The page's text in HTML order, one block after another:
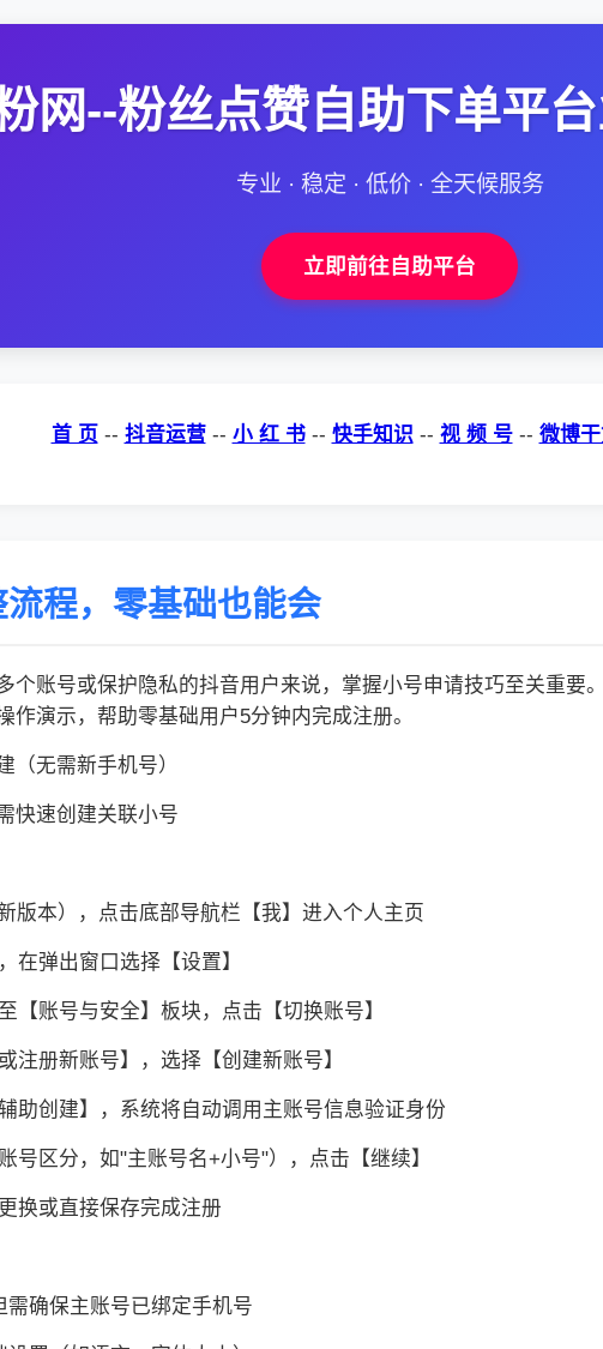
网--粉丝点赞自助下单平
专业 · 稳定 · 低价 · 全天候服务
立即前往自助平台
首 页 -- 抖音运营 -- 小 红 书 -- 快手知识 -- 视 频 号 -- 微博
程，零基础也能会
个账号或保护隐私的抖音用户来说，掌握小号申请技巧至关重要
作演示，帮助零基础用户5分钟内完成注册。
（无需新手机号）
快速创建关联小号
版本），点击底部导航栏【我】进入个人主页
在弹出窗口选择【设置】
【账号与安全】板块，点击【切换账号】
注册新账号】，选择【创建新账号】
助创建】，系统将自动调用主账号信息验证身份
号区分，如"主账号名+小号"），点击【继续】
换或直接保存完成注册
确保主账号已绑定手机号